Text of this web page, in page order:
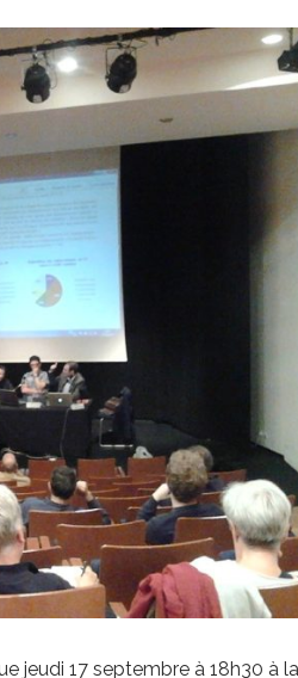
jeudi 17 septembre à 18h30 à